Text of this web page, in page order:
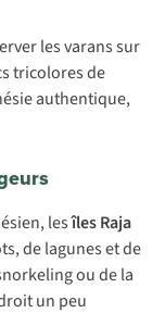
les varans sur
tricolores de
authentique,
lesîles Raja
de lagunes et de
ou de la
un peu